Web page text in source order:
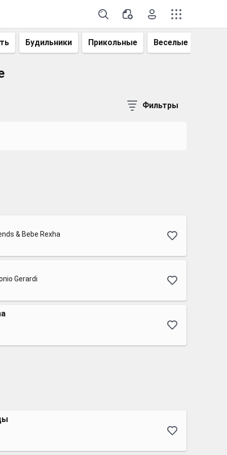
Будильники Прикольные Веселые
Фильтры
& Bebe Rexha
Gerardi